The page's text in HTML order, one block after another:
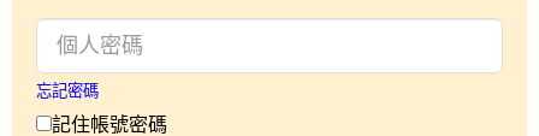
忘記密碼
記住帳號密碼